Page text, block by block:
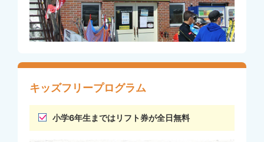
キッズフリープログラム
小学6年生まではリフト券が全日無料